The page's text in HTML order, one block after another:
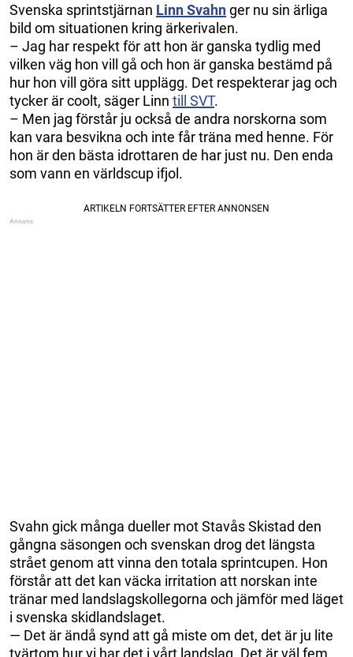
Svenska sprintstjärnan Linn Svahnger nu sin ärliga
bild om situationen kring ärkerivalen.
– Jag har respekt för att hon är ganska tydlig med
vilken väg hon vill gå och hon är ganska bestämd på
hur hon vill göra sitt upplägg. Det respekterar jag och
tycker är coolt, säger Linn till SVT.
– Men jag förstår ju också de andra norskorna som
kan vara besvikna och inte får träna med henne. För
hon är den bästa idrottaren de har just nu. Den enda
som vann en världscup ifjol.
Svahn gick många dueller mot Stavås Skistad den
gångna säsongen och svenskan drog det längsta
strået genom att vinna den totala sprintcupen. Hon
förstår att det kan väcka irritation att norskan inte
tränar med landslagskollegorna och jämför med läget
i svenska skidlandslaget.
— Det är ändå synd att gå miste om det, det är ju lite
tvärtom hur vi har det i vårt landslag. Det är väl fem